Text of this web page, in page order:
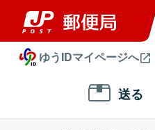
ゆうIDマイページへ
送る